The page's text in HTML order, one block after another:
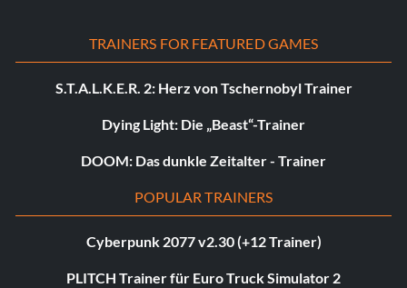
TRAINERS FOR FEATURED GAMES
S.T.A.L.K.E.R. 2: Herz von Tschernobyl Trainer
Dying Light: Die „Beast“-Trainer
DOOM: Das dunkle Zeitalter - Trainer
POPULAR TRAINERS
Cyberpunk 2077 v2.30 (+12 Trainer)
PLITCH Trainer für Euro Truck Simulator 2